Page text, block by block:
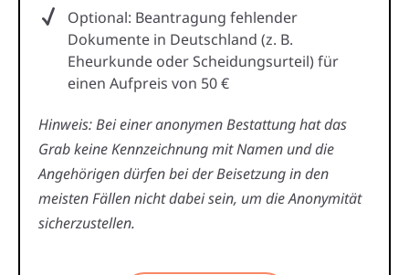
Optional: Beantragung fehlender
Dokumente in Deutschland (z. B.
Eheurkunde oder Scheidungsurteil) für
einen Aufpreis von 50 €
Hinweis: Bei einer anonymen Bestattung hat das
Grab keine Kennzeichnung mit Namen und die
Angehörigen dürfen bei der Beisetzung in den
meisten Fällen nicht dabei sein, um die Anonymität
sicherzustellen.